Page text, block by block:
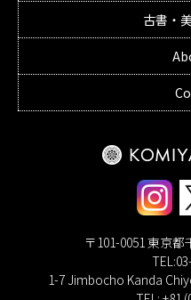
古書・
〒101-0051 東京
1-7 Jimbocho Kanda